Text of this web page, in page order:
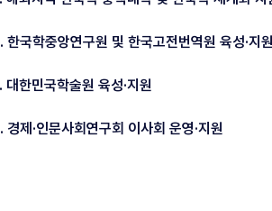
한국학중앙연구원 및 한국고전번역원 육성·지
한민국학술원 육성·지원
제·인문사회연구회 이사회 운영·지원